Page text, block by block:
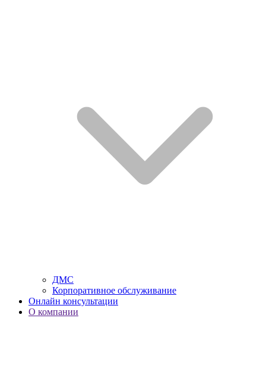
ДМС
Корпоративное обслуживание
Онлайн консультации
О компании